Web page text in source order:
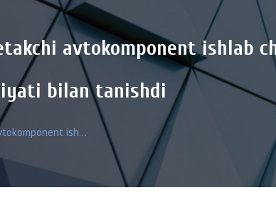
avtokomponent ishlab
bilan tanishdi
ish...